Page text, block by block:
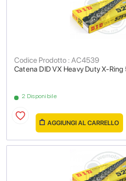
Catena DID VX Heavy Duty X-
Codice Prodotto : AC4539
2 Disponibile
AGGIUNGI AL CARRELLO